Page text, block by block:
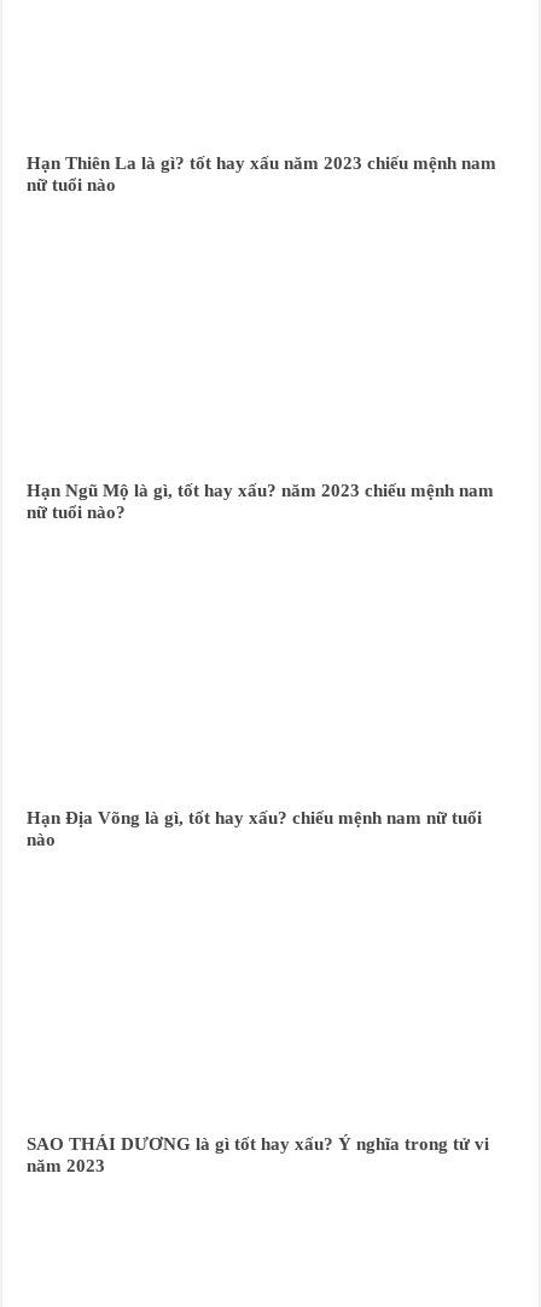
Hạn Thiên La là gì? tốt hay xấu năm 2023 chiếu mệnh nam
nữ tuổi nào
Hạn Ngũ Mộ là gì, tốt hay xấu? năm 2023 chiếu mệnh nam
nữ tuổi nào?
Hạn Địa Võng là gì, tốt hay xấu? chiếu mệnh nam nữ tuổi
nào
SAO THÁI DƯƠNG là gì tốt hay xấu? Ý nghĩa trong tử vi
năm 2023